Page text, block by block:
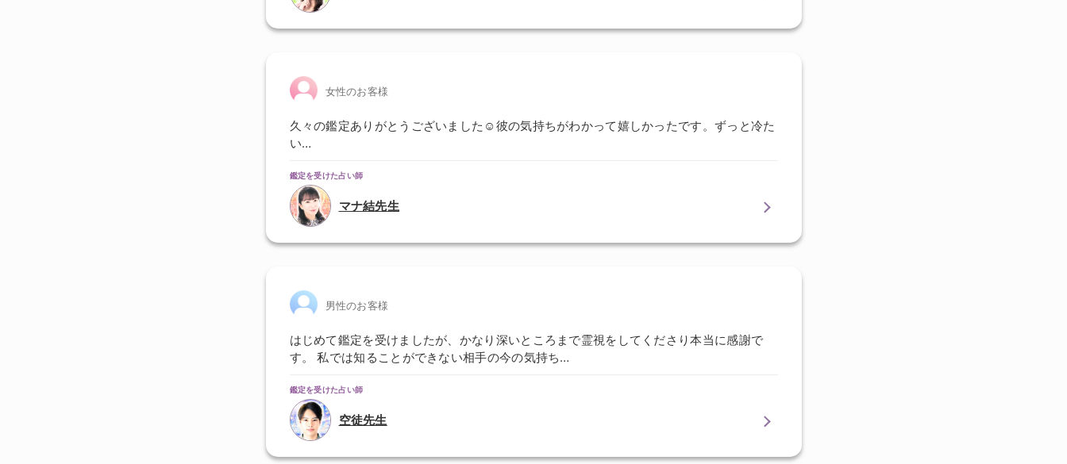
女性のお客様
久々の鑑定ありがとうございました☺️彼の気持ちがわかって嬉しかったです。ずっと冷た
い…
鑑定を受けた占い師
マナ結先生
男性のお客様
はじめて鑑定を受けましたが、かなり深いところまで霊視をしてくださり本当に感謝で
す。 私では知ることができない相手の今の気持ち…
鑑定を受けた占い師
空徒先生